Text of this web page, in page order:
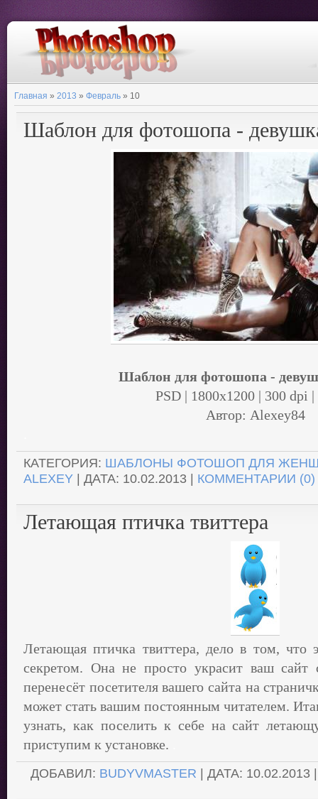
Главная » 2013 » Февраль » 10
Шаблон для фотошопа -
Шаблон для фотошопа -
PSD | 1800x1200 | 300 dpi
Автор: Alexey84
КАТЕГОРИЯ: ШАБЛОНЫ ФОТОШОП ДЛЯ
ALEXEY | ДАТА: 10.02.2013 | КОММЕНТАРИИ (0)
Летающая птичка твиттера
Летающая птичка твиттера, дело в том, что
секретом. Она не просто украсит ваш сайт
перенесёт посетителя вашего сайта на
может стать вашим постоянным читателем.
узнать, как поселить к себе на сайт
приступим к установке.
ДОБАВИЛ: BUDYVMASTER | ДАТА: 10.02.2013